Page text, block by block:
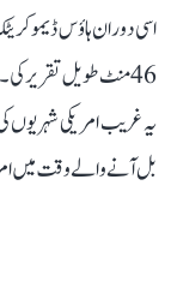
46 منٹ طویل تقریر
یہ غریب امریکی شہریوں
بل آنے والے وقت میں